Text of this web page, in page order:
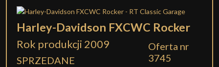
Harley-Davidson FXCWC Rocker
Rok produkcji 2009
SPRZEDANE
Oferta nr
3745